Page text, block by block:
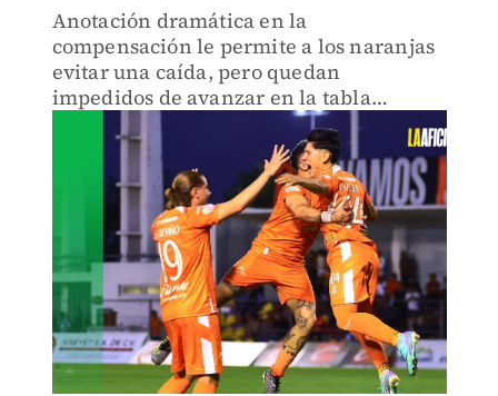
Anotación dramática en la
compensación le permite a los naranjas
evitar una caída, pero quedan
impedidos de avanzar en la tabla